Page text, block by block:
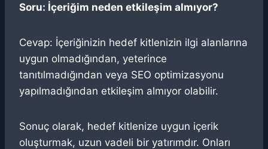
Soru: İçeriğim neden etkileşim almıyor?
Cevap: İçeriğinizin hedef kitlenizin ilgi alanlarına
uygun olmadığından, yeterince
tanıtılmadığından veya SEO optimizasyonu
yapılmadığından etkileşim almıyor olabilir.
Sonuç olarak, hedef kitlenize uygun içerik
oluşturmak, uzun vadeli bir yatırımdır. Onları